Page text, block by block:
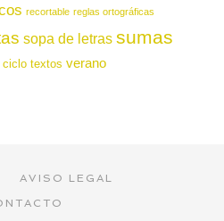
recortable reglas ortográficas
sopa de letras sumas
ciclo textos verano
AVISO LEGAL